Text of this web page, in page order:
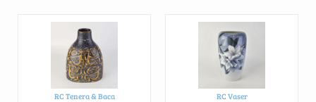
RC Tenera & Baca RC Vaser